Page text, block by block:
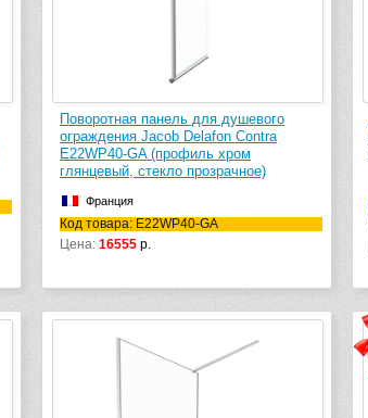
Поворотная панель для душевого
ограждения Jacob Delafon Contra
E22WP40-GA (профиль хром
глянцевый, стекло прозрачное)
Франция
Код товара: E22WP40-GA
Цена: 16555 р.